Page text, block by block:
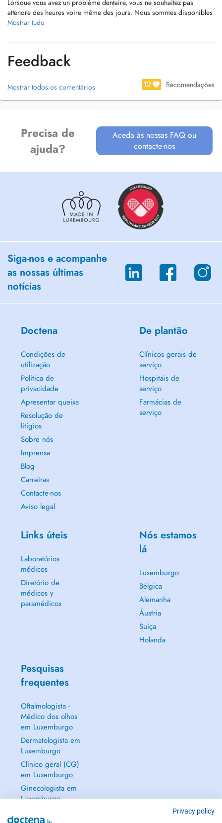
Lorsque vous avez un problème dentaire, vous ne souhaitez pas
attendre des heures voire même des jours. Nous sommes disponibles
6 jours sur 7 et notre cabinet dentaire à Strassen vous accueillent
3 Places de Parking vous sont réservées.
Mostrar tudo
Feedback
Mostrar todos os comentários 12 Recomendações
Precisa de
ajuda?
Aceda às nossas FAQ ou
contacte-nos
Siga-nos e acompanhe
as nossas últimas
notícias
Doctena
Condições de
utilização
Política de
privacidade
Apresentar queixa
Resolução de
litígios
Sobre nós
Imprensa
Blog
Carreiras
Contacte-nos
Aviso legal
De plantão
Clínicos gerais de
serviço
Hospitais de
serviço
Farmácias de
serviço
Links úteis
Laboratórios
médicos
Diretório de
médicos y
paramédicos
Nós estamos
lá
Luxemburgo
Bélgica
Alemanha
Áustria
Suíça
Holanda
Pesquisas
frequentes
Oftalmologista -
Médico dos olhos
em Luxemburgo
Dermatologista em
Luxemburgo
Clínico geral (CG)
em Luxemburgo
Ginecologista em
Luxemburgo
Privacy policy